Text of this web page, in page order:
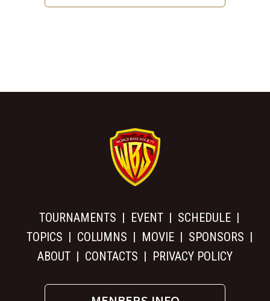
TOURNAMENTS EVENT
SCHEDULE
TOPICS
COLUMNS MOVIE
SPONSORS
ABOUT
CONTACTS PRIVACY POLICY